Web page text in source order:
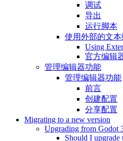
调试
导出
运行脚本
使用外部的文本
Using
官方编辑
管理编辑器功能
管理编辑器功能
前言
创建配置
分享配置
Migrating to a new version
Upgrading from Godot
Should I upgrade